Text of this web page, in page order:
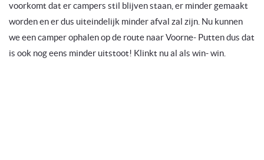
voorkomt dat er campers stil blijven staan, er minder gemaakt
worden en er dus uiteindelijk minder afval zal zijn. Nu kunnen
we een camper ophalen op de route naar Voorne- Putten dus dat
is ook nog eens minder uitstoot! Klinkt nu al als win- win.